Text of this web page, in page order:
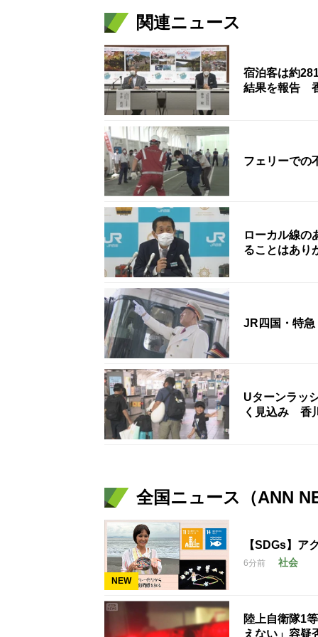
関連ニュース
宿泊客は約
結果を報告
フェリーで
ローカル線
ることはあり
JR四国・特
Uターンラッ
く見込み 香
全国ニュース（ANN
NEW
【SDGs】ア
6分前 社会
陸上自衛隊1
えない」容疑